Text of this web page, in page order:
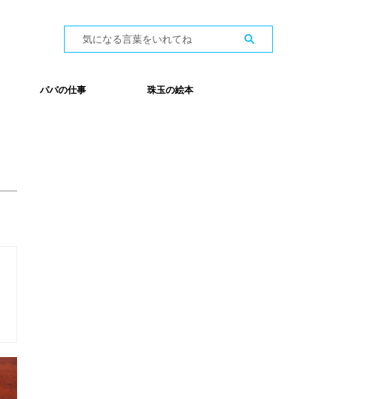
パパの仕事 珠玉の絵本